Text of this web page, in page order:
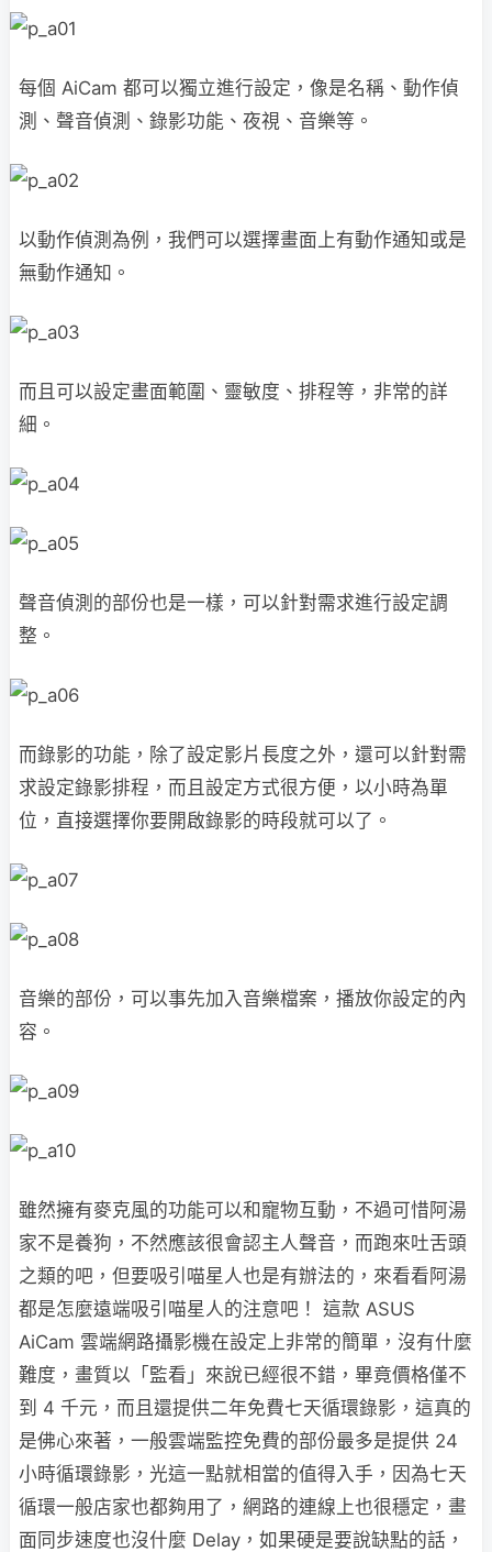
每個 AiCam 都可以獨立進行設定，像是名稱、動作偵
測、聲音偵測、錄影功能、夜視、音樂等。
以動作偵測為例，我們可以選擇畫面上有動作通知或是
無動作通知。
而且可以設定畫面範圍、靈敏度、排程等，非常的詳
細。
聲音偵測的部份也是一樣，可以針對需求進行設定調
整。
而錄影的功能，除了設定影片長度之外，還可以針對需
求設定錄影排程，而且設定方式很方便，以小時為單
位，直接選擇你要開啟錄影的時段就可以了。
音樂的部份，可以事先加入音樂檔案，播放你設定的內
容。
雖然擁有麥克風的功能可以和寵物互動，不過可惜阿湯
家不是養狗，不然應該很會認主人聲音，而跑來吐舌頭
之類的吧，但要吸引喵星人也是有辦法的，來看看阿湯
都是怎麼遠端吸引喵星人的注意吧！ 這款 ASUS
AiCam 雲端網路攝影機在設定上非常的簡單，沒有什麼
難度，畫質以「監看」來說已經很不錯，畢竟價格僅不
到 4 千元，而且還提供二年免費七天循環錄影，這真的
是佛心來著，一般雲端監控免費的部份最多是提供 24
小時循環錄影，光這一點就相當的值得入手，因為七天
循環一般店家也都夠用了，網路的連線上也很穩定，畫
面同步速度也沒什麼 Delay，如果硬是要說缺點的話，